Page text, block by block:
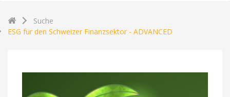
Suche
ESG für den Schweizer Finanzsektor - ADVANCED